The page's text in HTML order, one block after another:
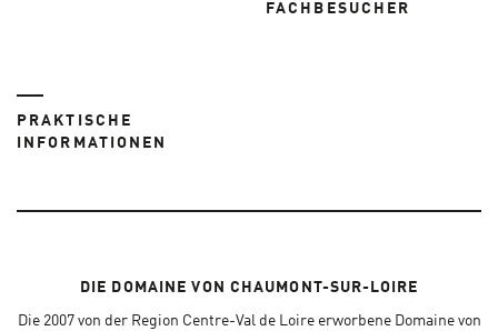
FACHBESUCHER
PRAKTISCHE
INFORMATIONEN
DIE DOMAINE VON CHAUMONT-SUR-LOIRE
Die 2007 von der Region Centre-Val de Loire erworbene Domaine von